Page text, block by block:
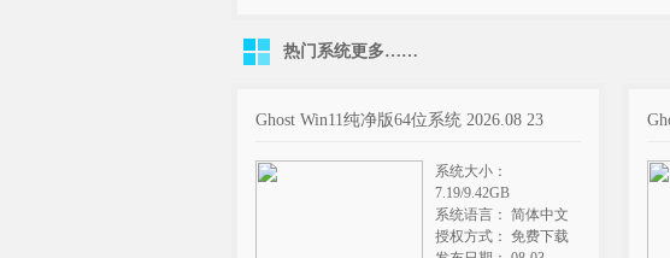
热门系统更多……
Ghost Win11纯净版64位系统 2026.08 23
系统大小：
7.19/9.42GB
系统语言： 简体中文
授权方式： 免费下载